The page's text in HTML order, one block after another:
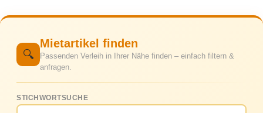
🔍
Mietartikel finden
Passenden Verleih in Ihrer Nähe finden – einfach filtern &
anfragen.
STICHWORTSUCHE